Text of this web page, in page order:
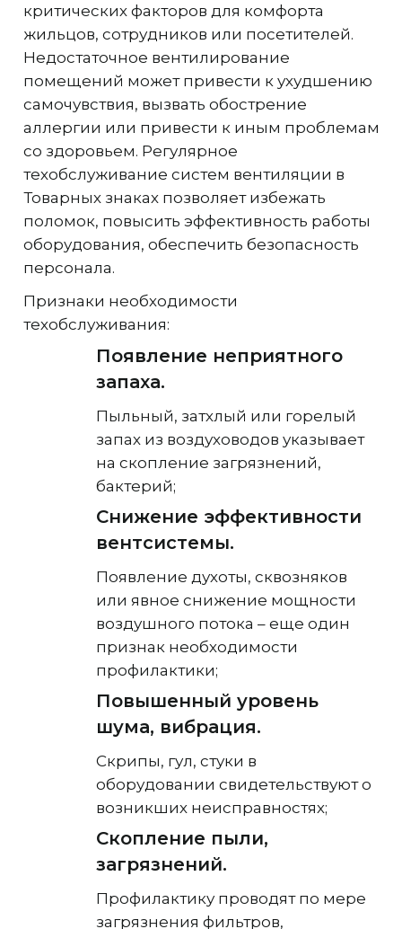
критических факторов для комфорта
жильцов, сотрудников или посетителей.
Недостаточное вентилирование
помещений может привести к ухудшению
самочувствия, вызвать обострение
аллергии или привести к иным проблемам
со здоровьем. Регулярное
техобслуживание систем вентиляции в
Товарных знаках позволяет избежать
поломок, повысить эффективность работы
оборудования, обеспечить безопасность
персонала.
Признаки необходимости
техобслуживания:
Появление неприятного
запаха.
Пыльный, затхлый или горелый
запах из воздуховодов указывает
на скопление загрязнений,
бактерий;
Снижение эффективности
вентсистемы.
Появление духоты, сквозняков
или явное снижение мощности
воздушного потока – еще один
признак необходимости
профилактики;
Повышенный уровень
шума, вибрация.
Скрипы, гул, стуки в
оборудовании свидетельствуют о
возникших неисправностях;
Скопление пыли,
загрязнений.
Профилактику проводят по мере
загрязнения фильтров,